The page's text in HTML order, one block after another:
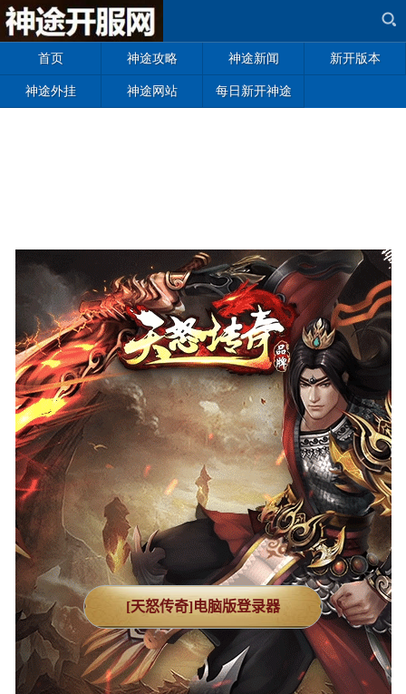
首页 神途攻略 神途新闻 新开版本
神途外挂 神途网站 每日新开神途